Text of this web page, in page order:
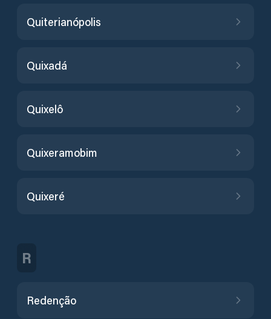
Quiterianópolis
Quixadá
Quixelô
Quixeramobim
Quixeré
R
Redenção